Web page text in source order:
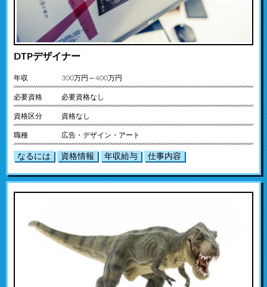
DTPデザイナー
年収 300万円～400万円
必要資格 必要資格なし
資格区分 資格なし
職種 広告・デザイン・アート
なるには 資格情報 年収給与 仕事内容